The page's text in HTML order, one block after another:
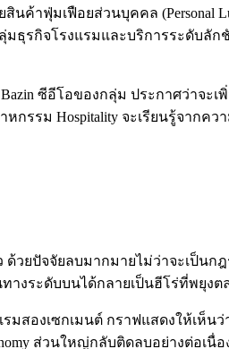
าฟุ่มเฟือยส่วนบุคคล (Personal
ธุรกิจโรงแรมและบริการระดับลัก
ซีอีโอของกลุ่ม ประกาศว่าจะ
รรม Hospitality จะเรียนรู้จากค
ยปัจจัยลบมากมายไม่ว่าจะเป็นก
งระดับบนได้กลายเป็นฮีโร่ที่พยุงตล
เซกเมนต์ กราฟแสดงให้เห็นว่าร
ส่วนใหญ่กลับติดลบอย่างต่อเนื่อ